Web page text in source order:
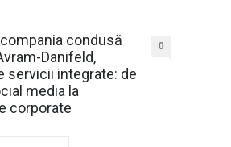
condusă
Danifeld,
servicii integrate: de
media la
corporate
0